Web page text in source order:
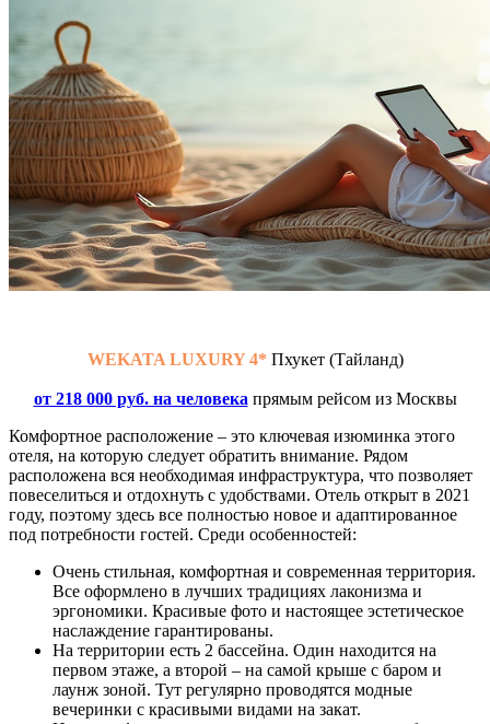
WEKATA LUXURY 4* Пхукет (Тайланд)
от 218 000 руб. на человека прямым рейсом из Москвы
Комфортное расположение – это ключевая изюминка этого
отеля, на которую следует обратить внимание. Рядом
расположена вся необходимая инфраструктура, что позволяет
повеселиться и отдохнуть с удобствами. Отель открыт в 2021
году, поэтому здесь все полностью новое и адаптированное
под потребности гостей. Среди особенностей:
Очень стильная, комфортная и современная территория.
Все оформлено в лучших традициях лаконизма и
эргономики. Красивые фото и настоящее эстетическое
наслаждение гарантированы.
На территории есть 2 бассейна. Один находится на
первом этаже, а второй – на самой крыше с баром и
лаунж зоной. Тут регулярно проводятся модные
вечеринки с красивыми видами на закат.